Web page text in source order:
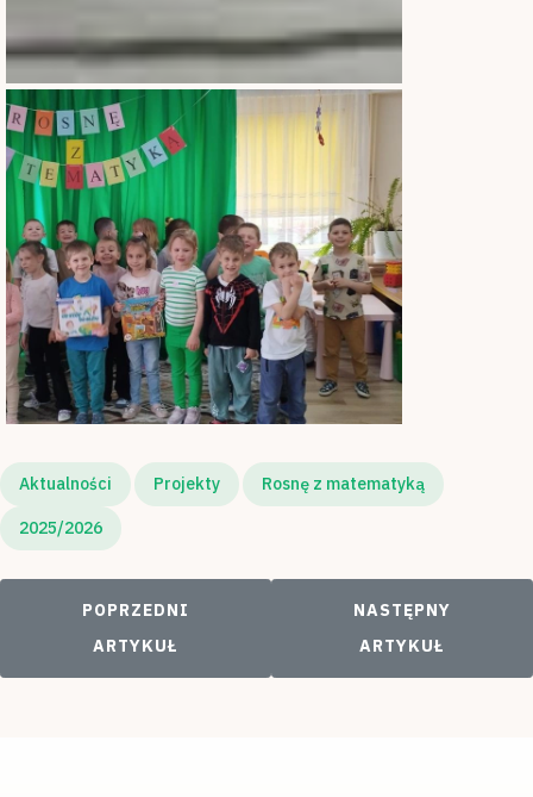
Aktualności Projekty Rosnę z matematyką
2025/2026
POPRZEDNI ARTYKUŁ: WYCIECZKA NA
POPRZEDNI
ARTYKUŁ
NASTĘPNY
NASTĘPNY
ARTYKUŁ